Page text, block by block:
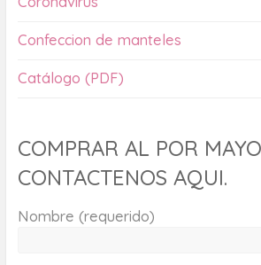
Confeccion de manteles
Catálogo (PDF)
COMPRAR AL POR
CONTACTENOS AQUI.
Nombre (requerido)